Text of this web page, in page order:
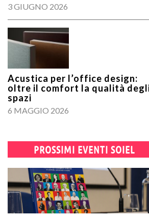
3 GIUGNO 2026
Acustica per l’office design:
oltre il comfort la qualità
spazi
6 MAGGIO 2026
PROSSIMI EVENTI SOIEL